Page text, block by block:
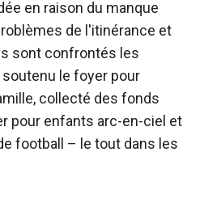
en raison du manque
de l'itinérance et
sont confrontés les
le foyer pour
collecté des fonds
pour enfants arc-en-ciel et
football – le tout dans les